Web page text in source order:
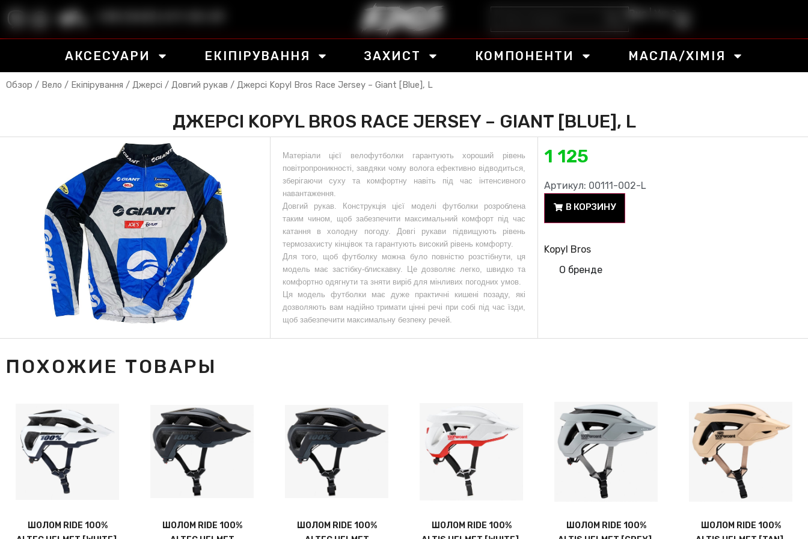
АКСЕСУАРИ ЕКІПІРУВАННЯ ЗАХИСТ КОМПОНЕНТИ МАСЛА/ХІМІЯ
Обзор / Вело / Екіпірування / Джерсі / Довгий рукав / Джерсі Kopyl Bros Race Jersey – Giant [Blue], L
ДЖЕРСІ KOPYL BROS RACE JERSEY – GIANT [BLUE], L
Матеріали цієї велофутболки гарантують хороший рівень
повітропроникності, завдяки чому волога ефективно відводиться,
зберігаючи суху та комфортну навіть під час інтенсивного
навантаження.
Довгий рукав. Конструкція цієї моделі футболки розроблена
таким чином, щоб забезпечити максимальний комфорт під час
катання в холодну погоду. Довгі рукави підвищують рівень
термозахисту кінцівок та гарантують високий рівень комфорту.
Для того, щоб футболку можна було повністю розстібнути, ця
модель має застібку-блискавку. Це дозволяє легко, швидко та
комфортно одягнути та зняти виріб для мінливих погодних умов.
Ця модель футболки має дуже практичні кишені позаду, які
дозволяють вам надійно тримати цінні речі при собі під час їзди,
щоб забезпечити максимальну безпеку речей.
1 125
Артикул: 00111-002-L
В КОРЗИНУ
Kopyl Bros
О бренде
ПОХОЖИЕ ТОВАРЫ
ШОЛОМ RIDE 100%
ШОЛОМ RIDE 100%
ШОЛОМ RIDE 100%
ШОЛОМ RIDE 100%
ШОЛОМ RIDE 100%
ШОЛОМ RIDE 100%